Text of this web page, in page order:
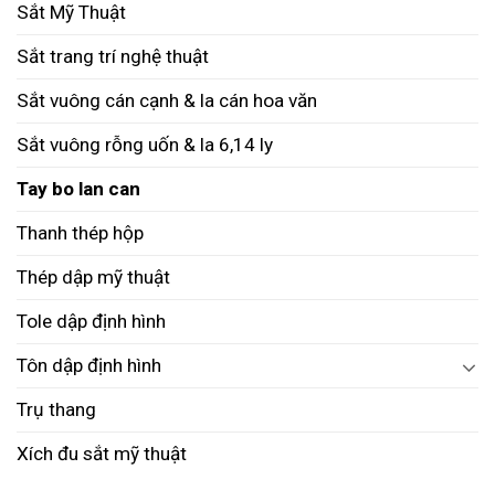
Sắt Mỹ Thuật
Sắt trang trí nghệ thuật
Sắt vuông cán cạnh & la cán hoa văn
Sắt vuông rỗng uốn & la 6,14 ly
Tay bo lan can
Thanh thép hộp
Thép dập mỹ thuật
Tole dập định hình
Tôn dập định hình
Trụ thang
Xích đu sắt mỹ thuật